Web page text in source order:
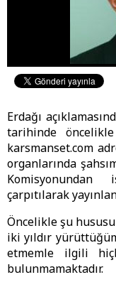
Erdağı
tarihinde
karsmanset.com
organlarında
çarpıtılarak
Öncelikle şu
iki yıldır
etmemle ilgili
bulunmamaktadır.